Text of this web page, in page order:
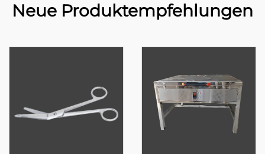
Neue Produktempfehlungen